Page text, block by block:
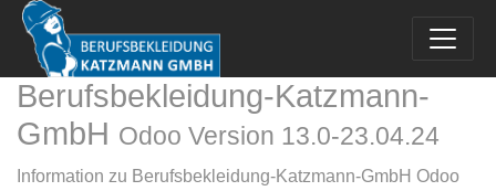
Berufsbekleidung-Katzmann-
GmbH Odoo Version 13.0-23.04.24
Information zu Berufsbekleidung-Katzmann-GmbH Odoo